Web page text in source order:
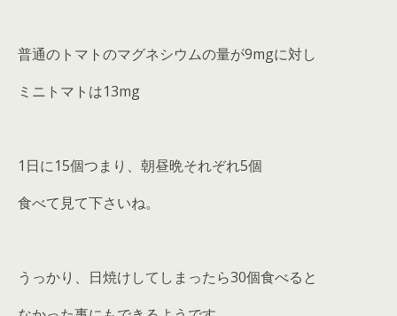
普通のトマトのマグネシウムの量が9mgに対し
ミニトマトは13mg
1日に15個つまり、朝昼晩それぞれ5個
食べて見て下さいね。
うっかり、日焼けしてしまったら30個食べると